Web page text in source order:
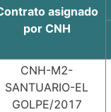
asignado
por CNH
CNH-M2-
SANTUARIO-EL
GOLPE/2017